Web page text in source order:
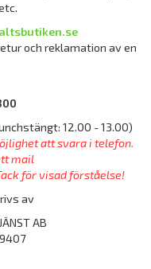
och reklamation av en
12.00 - 13.00)
att svara i telefon.
mail
för visad förståelse!
av
AB